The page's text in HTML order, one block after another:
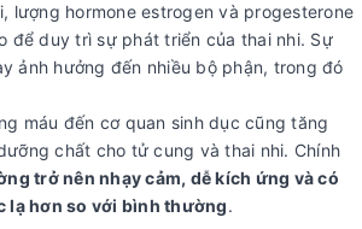
lượng hormone estrogen và progesterone
để duy trì sự phát triển của thai nhi. Sự
ảnh hưởng đến nhiều bộ phận, trong đó
máu đến cơ quan sinh dục cũng tăng
chất cho tử cung và thai nhi. Chính
trở nên nhạy cảm, dễ kích ứng và có
lạ hơn so với bình thường.